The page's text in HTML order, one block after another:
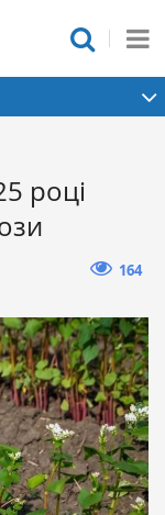
році
164